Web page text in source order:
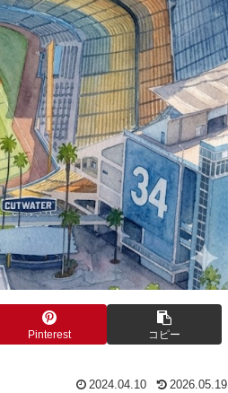
Pinterest コピー
2024.04.10 2026.05.19